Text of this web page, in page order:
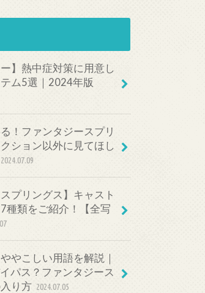
ー】熱中症対策に用意し
ム5選｜2024年版
！ファンタジースプリ
ション以外に見てほし
2024.07.09
プリングス】キャスト
種類をご紹介！【全写
やこしい用語を解説｜
パス？ファンタジース
り方 2024.07.05